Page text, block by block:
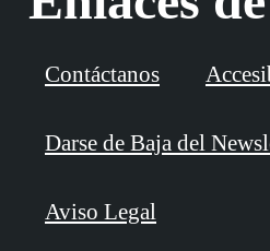
Contáctanos
Darse de Baja del
Aviso Legal